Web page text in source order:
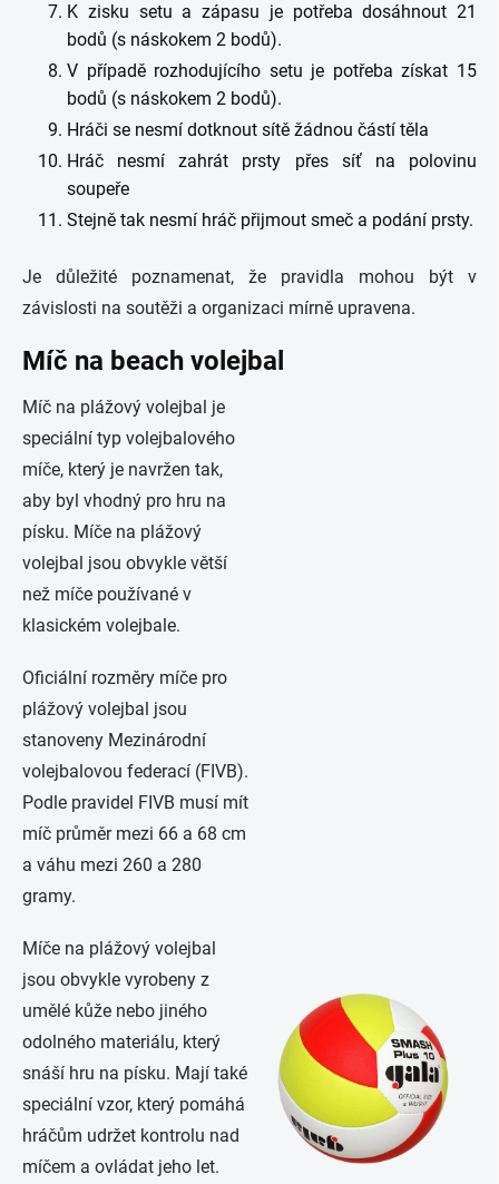
K zisku setu a zápasu je potřeba dosáhnout 21
bodů (s náskokem 2 bodů).
V případě rozhodujícího setu je potřeba získat 15
bodů (s náskokem 2 bodů).
Hráči se nesmí dotknout sítě žádnou částí těla
Hráč nesmí zahrát prsty přes síť na polovinu
soupeře
Stejně tak nesmí hráč přijmout smeč a podání prsty.
Je důležité poznamenat, že pravidla mohou být v
závislosti na soutěži a organizaci mírně upravena.
Míč na beach volejbal
Míč na plážový volejbal je
speciální typ volejbalového
míče, který je navržen tak,
aby byl vhodný pro hru na
písku. Míče na plážový
volejbal jsou obvykle větší
než míče používané v
klasickém volejbale.
Oficiální rozměry míče pro
plážový volejbal jsou
stanoveny Mezinárodní
volejbalovou federací (FIVB).
Podle pravidel FIVB musí mít
míč průměr mezi 66 a 68 cm
a váhu mezi 260 a 280
gramy.
Míče na plážový volejbal
jsou obvykle vyrobeny z
umělé kůže nebo jiného
odolného materiálu, který
snáší hru na písku. Mají také
speciální vzor, který pomáhá
hráčům udržet kontrolu nad
míčem a ovládat jeho let.